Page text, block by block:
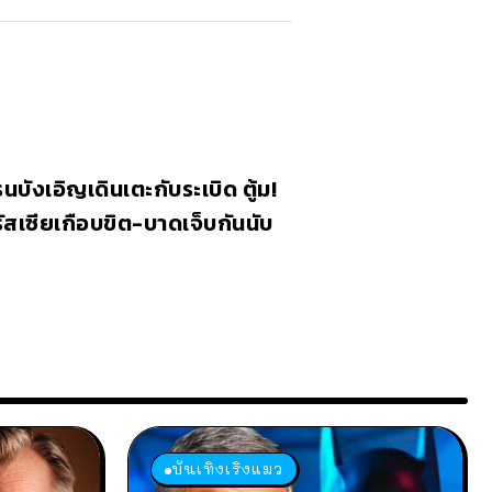
บังเอิญเดินเตะกับระเบิด ตู้ม!
สเซียเกือบขิต-บาดเจ็บกันนับ
บันเทิงเริงแมว